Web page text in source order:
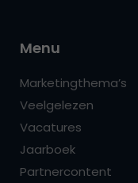
Menu
Marketingthema’s
Veelgelezen
Vacatures
Jaarboek
Partnercontent